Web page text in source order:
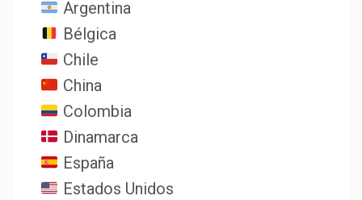
Argentina
Bélgica
Chile
China
Colombia
Dinamarca
España
Estados Unidos